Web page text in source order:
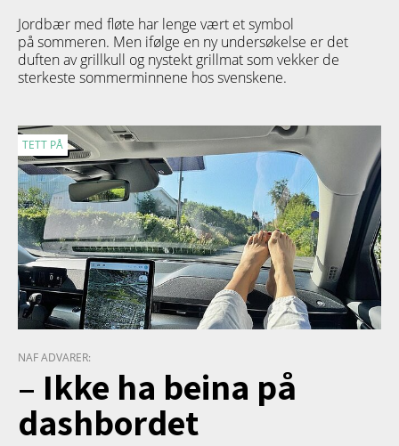
Jordbær med fløte har lenge vært et symbol
på sommeren. Men ifølge en ny undersøkelse er det
duften av grillkull og nystekt grillmat som vekker de
sterkeste sommerminnene hos svenskene.
TETT PÅ
NAF ADVARER:
– Ikke ha beina på
dashbordet